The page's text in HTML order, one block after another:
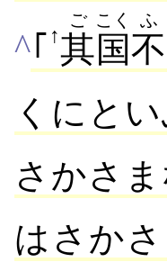
^｢ ↑其
ご
国
こく
不
ふ
くにと
さかさ
はさか